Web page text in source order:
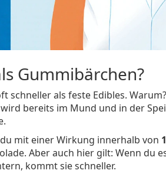
Gummibärchen?
schneller als feste Edibles.
bereits im Mund und in der
mit einer Wirkung innerhalb von
Aber auch hier gilt: Wenn du
kommt sie schneller.